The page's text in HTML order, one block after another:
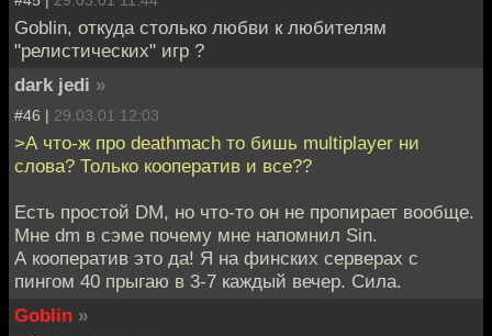
Goblin, откуда столько любви к любителям
"релистических" игр ?
dark jedi »
#46 | 29.03.01 12:03
>А что-ж про deathmach то бишь multiplayer ни
слова? Только кооператив и все??
Есть простой DM, но что-то он не пропирает вообще.
Мне dm в сэме почему мне напомнил Sin.
А кооператив это да! Я на финских серверах с
пингом 40 прыгаю в 3-7 каждый вечер. Сила.
Goblin »